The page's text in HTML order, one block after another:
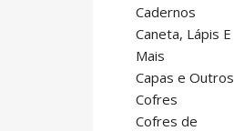
Cadernos
Caneta, Lápis E
Mais
Capas e Outros
Cofres
Cofres de